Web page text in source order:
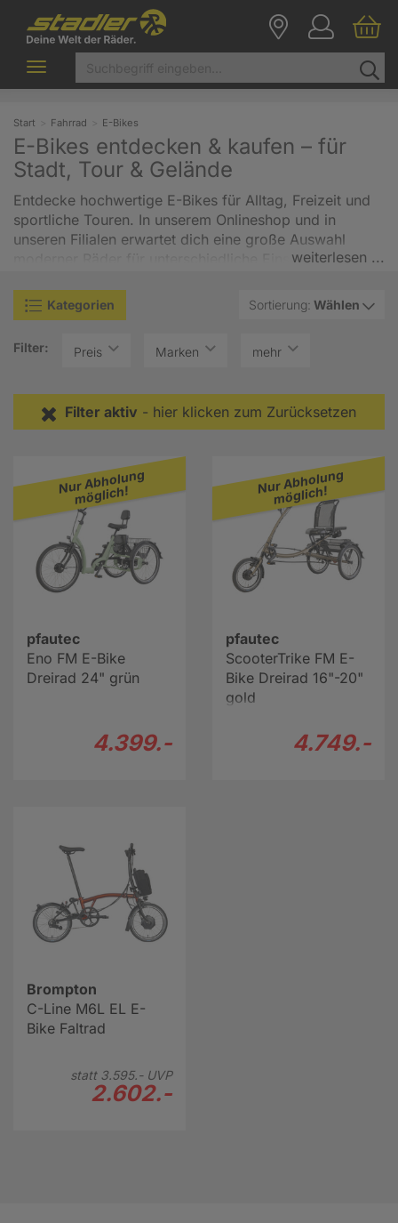
Toggle
navigation
Start Fahrrad E-Bikes
E-Bikes entdecken & kaufen – für
Stadt, Tour & Gelände
Entdecke hochwertige E-Bikes für Alltag, Freizeit und
sportliche Touren. In unserem Onlineshop und in
unseren Filialen erwartet dich eine große Auswahl
moderner Räder für unterschiedliche Einsatzzwecke.
längere Touren,
für sportliche Trails
oder E-Kompakt- und Klappräder für flexible Mobilität
Bike. Jetzt E-Bikes vergleichen, online bestellen und
Finanzierung oder Bikeleasing möglich.
Weiter zur
weiterlesen ...
Sortierung: Wählen
Kategorien
Filter: Preis Marken mehr
Filter aktiv - hier klicken zum Zurücksetzen
Nur Abholung
möglich!
pfautec
Eno FM E-Bike
Dreirad 24" grün
4.399.-
Nur Abholung
möglich!
pfautec
ScooterTrike FM E-
Bike Dreirad 16"-20"
gold
4.749.-
Brompton
C-Line M6L EL E-
Bike Faltrad
statt 3.595.-UVP
2.602.-